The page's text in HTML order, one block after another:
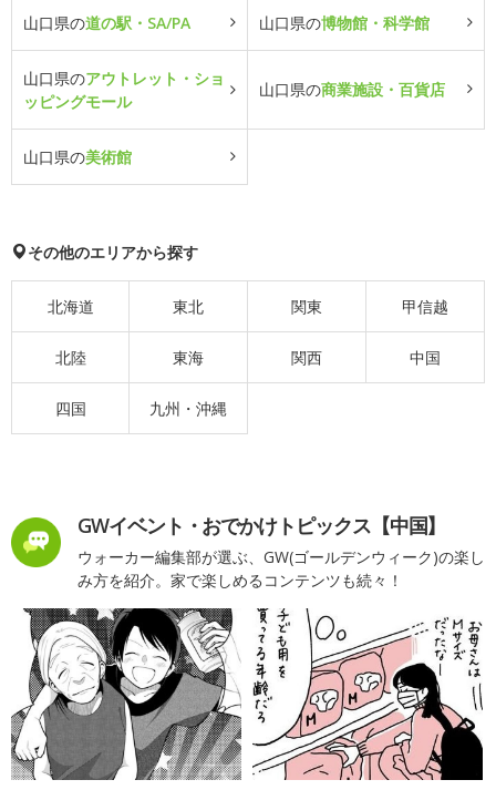
山口県の道の駅・SA/PA 山口県の博物館・科学館
山口県のアウトレット・ショ
ッピングモール
山口県の商業施設・百貨店
山口県の美術館
その他のエリアから探す
北海道 東北 関東 甲信越
北陸 東海 関西 中国
四国 九州・沖縄
GWイベント・おでかけトピックス【中国】
ウォーカー編集部が選ぶ、GW(ゴールデンウィーク)の楽し
み方を紹介。家で楽しめるコンテンツも続々！